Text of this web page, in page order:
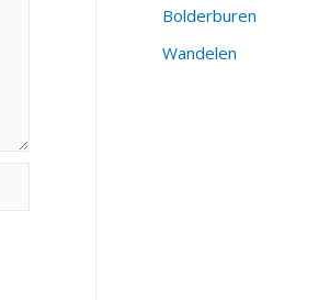
Bolderburen
Wandelen